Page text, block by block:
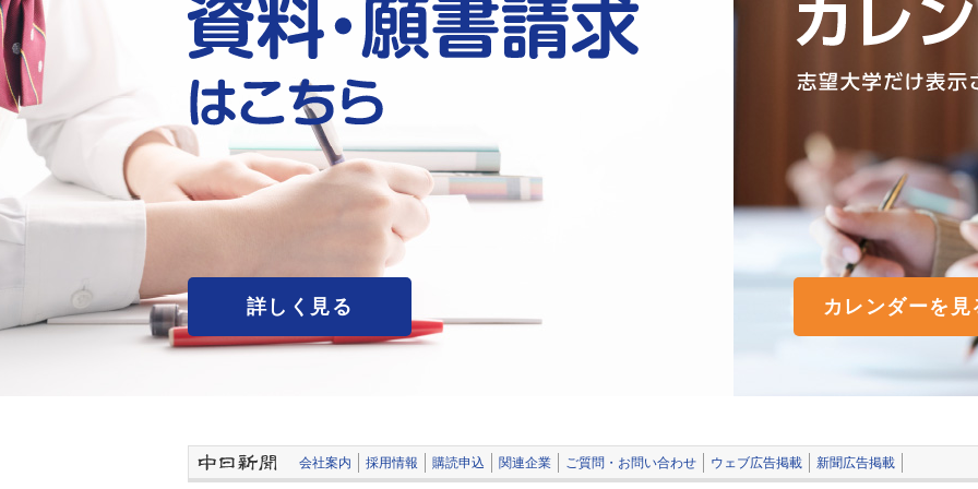
詳しく見る カレンダーを見
会社案内 採用情報 購読申込 関連企業 ご質問・お問い合わせ ウェブ広告掲載 新聞広告掲載